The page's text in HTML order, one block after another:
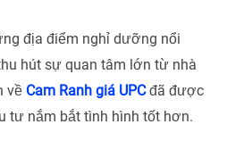
địa điểm nghỉ dưỡng nổi
hút sự quan tâm lớn từ nhà
về Cam Ranh giá UPCđã được
tư nắm bắt tình hình tốt hơn.